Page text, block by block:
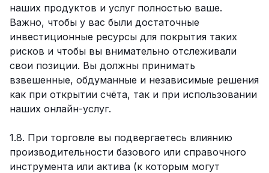
наших продуктов и услуг полностью ваше.
Важно, чтобы у вас были достаточные
инвестиционные ресурсы для покрытия таких
рисков и чтобы вы внимательно отслеживали
свои позиции. Вы должны принимать
взвешенные, обдуманные и независимые решения
как при открытии счёта, так и при использовании
наших онлайн-услуг.
1.8. При торговле вы подвергаетесь влиянию
производительности базового или справочного
инструмента или актива (к которым могут